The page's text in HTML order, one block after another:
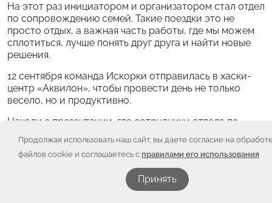
Продолжая использовать наш сайт, вы даете согласие на
файлов cookie и соглашаетесь с правилами его использования
Принять
На этот раз инициатором и организатором стал отдел
по сопровождению семей. Такие поездки это не
просто отдых, а важная часть работы, где мы можем
сплотиться, лучше понять друг друга и найти новые
решения.
12 сентября команда Искорки отправилась в хаски-
центр «Аквилон», чтобы провести день не только
весело, но и продуктивно.
Начали с презентации, где сотрудники отдела по
сопровождению семей поделились тонкостями своей
работы. Затем в игре «Профи в деле» мы вместе
выявляли проблемные зоны и искали пути их
решения. А после творческого мастер-класса «Арт-
движуха» и вкусного обеда сотрудники прияли
участие в увлекательном конкурсе мод «Стиль в